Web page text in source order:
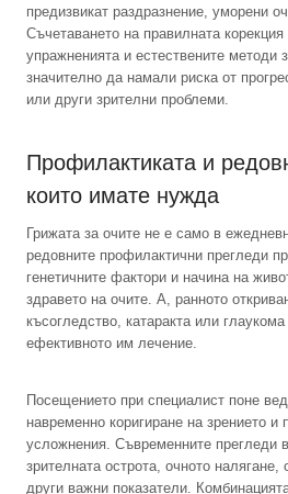
предизвикат раздразнение, уморени
Съчетаването на правилната корекция
упражненията и естествените методи
значително да намали риска от
или други зрителни проблеми.
Профилактиката и
които имате нужда
Грижата за очите не е само в
редовните профилактични прегледи
генетичните фактори и начина на
здравето на очите. А, ранното
късогледство, катаракта или
ефективното им лечение.
Посещението при специалист поне
навременно коригиране на зрението и
усложнения. Съвременните прегледи
зрителната острота, очното налягане,
други важни показатели.